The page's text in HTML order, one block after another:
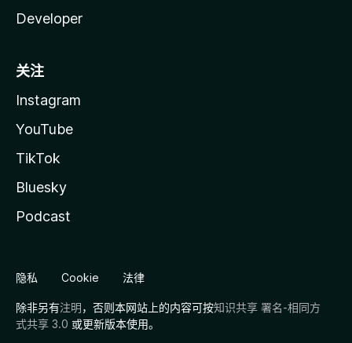
Developer
关注
Instagram
YouTube
TikTok
Bluesky
Podcast
隐私 Cookie 法律
除非另有注明，否则本网站上的内容可按知识共享 署名-相同方
式共享 3.0 或更新版本使用。